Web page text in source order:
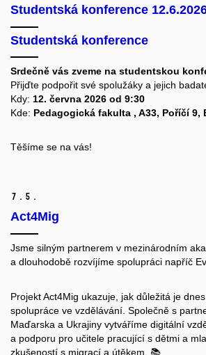
Studentská konference
Studentská konference
Srdečně vás zveme na studentskou
Přijďte podpořit své spolužáky a jejich
Kdy: 12. června 2026 od 9:30
Kde: Pedagogická fakulta , A33, Poříčí 9,
Těšíme se na vás!
7. 5.
Act4Mig
Jsme silným partnerem v mezinárodním
a dlouhodobě rozvíjíme spolupráci napříč
Projekt Act4Mig ukazuje, jak důležitá je
spolupráce ve vzdělávání. Společně s
Maďarska a Ukrajiny vytváříme digitální
a podporu pro učitele pracující s dětmi a
zkušeností s migrací a útěkem. 📚